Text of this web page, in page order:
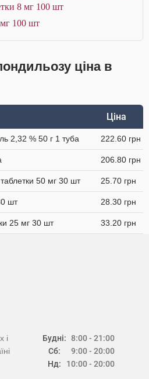
8 мг 100 шт
мг 100 шт
ціна в
Ціна
2,32 % 50 г 1 туба 222.60 грн
206.80 грн
50 мг 30 шт 25.70 грн
шт 28.30 грн
25 мг 30 шт 33.20 грн
Будні:
Сб:
Нд:
8:00 - 21:00
9:00 - 20:00
10:00 - 20:00
і